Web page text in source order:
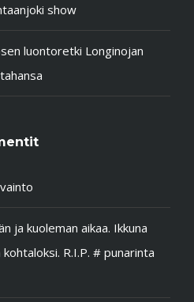
show
luontoretki Longinojan
ja kuoleman aikaa. Ikkuna
R.I.P. # punarinta